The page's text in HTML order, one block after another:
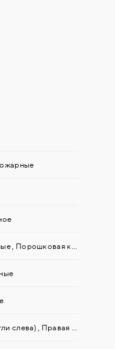
Порошковая краска
слева) Правая (петли справа)